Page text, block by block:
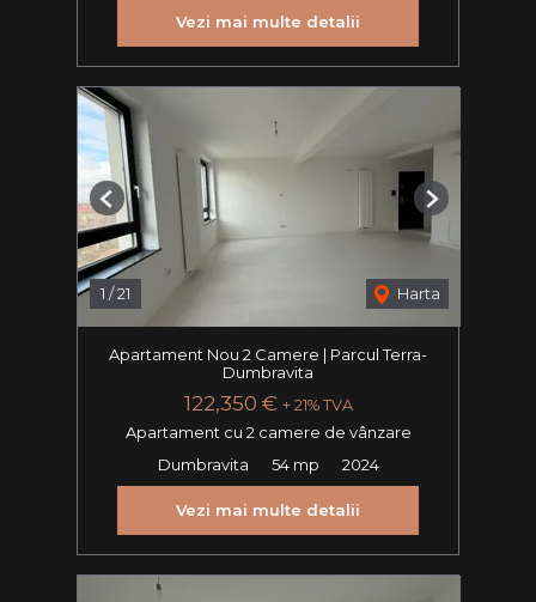
Vezi mai multe detalii
1 /21 Harta
Previous Next
Apartament Nou 2 Camere | Parcul Terra-
Dumbravita
122,350 € + 21% TVA
Apartament cu 2 camere de vânzare
Dumbravita
54 mp 2024
Vezi mai multe detalii